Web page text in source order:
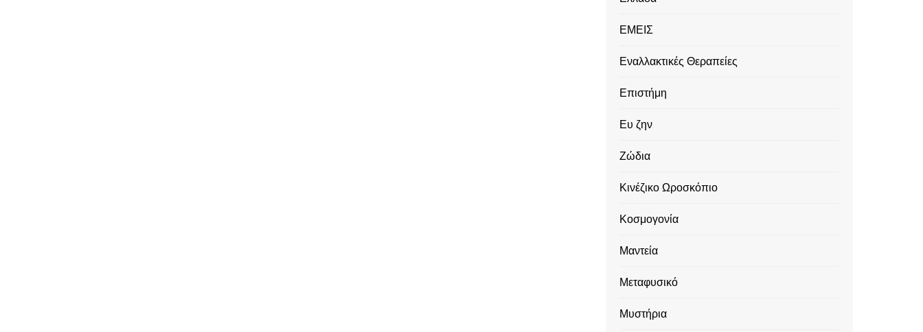
ΕΜΕΙΣ
Εναλλακτικές Θεραπείες
Επιστήμη
Ευ ζην
Ζώδια
Κινέζικο Ωροσκόπιο
Κοσμογονία
Μαντεία
Μεταφυσικό
Μυστήρια